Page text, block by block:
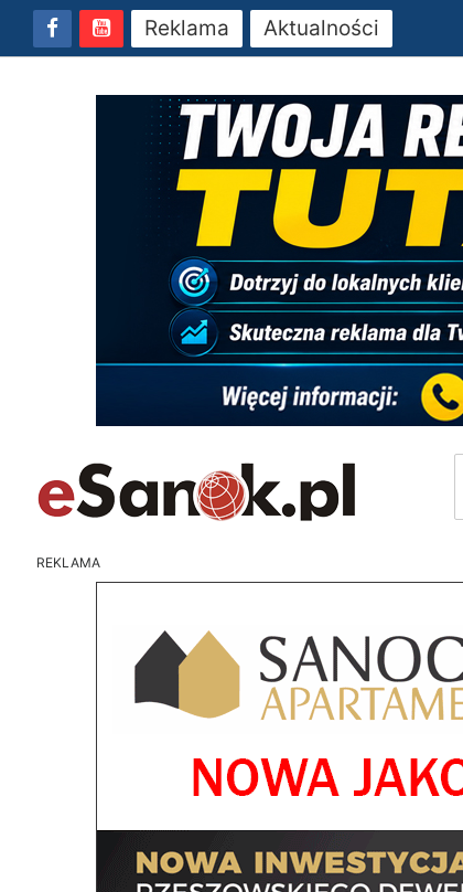
Reklama Aktualności
REKLAMA